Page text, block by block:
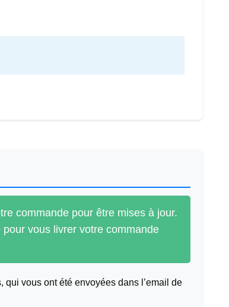
commande pour être mises à jour.
vous livrer votre commande
vous ont été envoyées dans l’email de